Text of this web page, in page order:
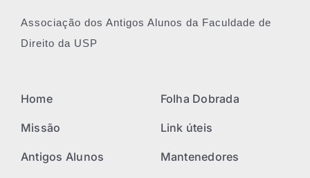
Associação dos Antigos Alunos da Faculdade de
Direito da USP
Home
Missão
Antigos Alunos
Folha Dobrada
Link úteis
Mantenedores